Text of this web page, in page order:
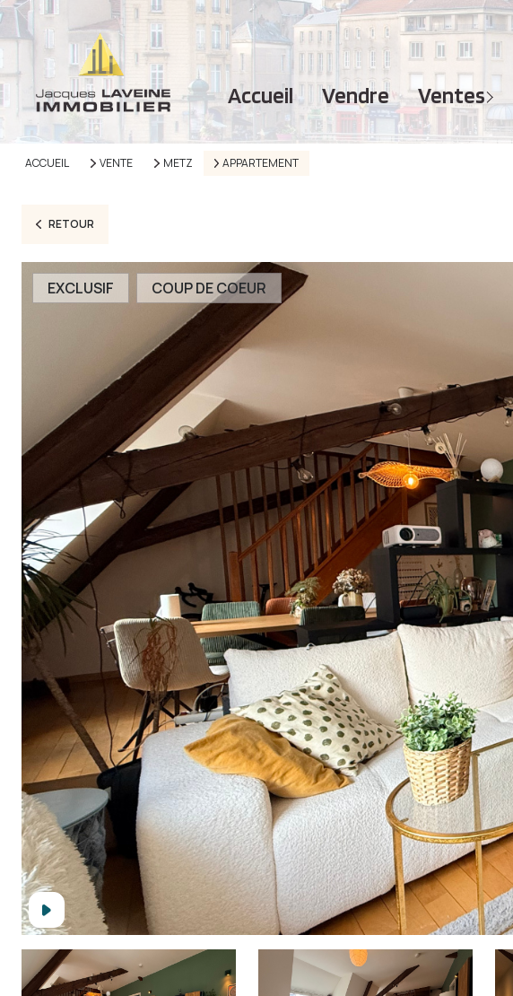
accueil vendre ventes
MAISONS
APPARTEMENTS
TERRAINS
IMMEUBLES
GARAGES -
ACCUEIL VENTE METZ APPARTEMENT
RETOUR
EXCLUSIF COUP DE COEUR